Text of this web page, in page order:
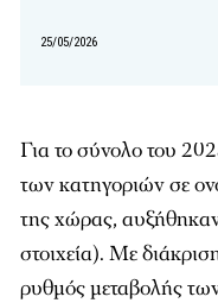
25/05/2026
Για το σύνολο του
των κατηγοριών σε
της χώρας,
στοιχεία). Με
ρυθμός μεταβολής